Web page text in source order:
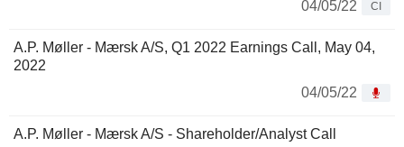
04/05/22
CI
A.P. Møller - Mærsk A/S, Q1 2022 Earnings Call, May 04,
2022
04/05/22
A.P. Møller - Mærsk A/S - Shareholder/Analyst Call